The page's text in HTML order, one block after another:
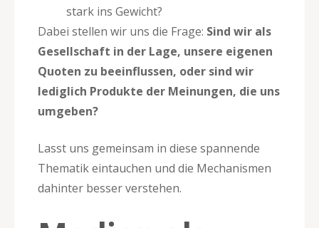
stark ins Gewicht?
Dabei stellen wir uns die Frage: Sind wir als
Gesellschaft in der Lage, unsere eigenen
Quoten zu beeinflussen, oder sind wir
lediglich Produkte der Meinungen, die uns
umgeben?
Lasst uns gemeinsam in diese spannende
Thematik eintauchen und die Mechanismen
dahinter besser verstehen.